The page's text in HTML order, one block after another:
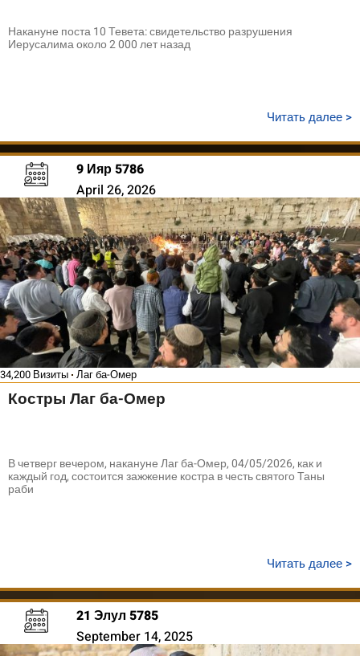
Накануне поста 10 Тевета: свидетельство разрушения
Иерусалима около 2 000 лет назад
Читать далее >
9 Ияр 5786
April 26, 2026
34,200 Визиты Лаг ба-Омер
Костры Лаг ба-Омер
В четверг вечером, накануне Лаг ба-Омер, 04/05/2026, как и
каждый год, состоится зажжение костра в честь святого Таны
раби
Читать далее >
21 Элул 5785
September 14, 2025